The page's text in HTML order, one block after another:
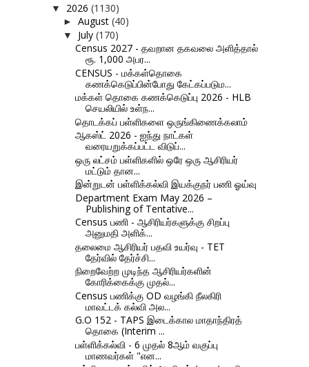
▼ 2026 (1130)
► August (40)
▼ July (170)
Census 2027 - தவறான தகவலை அளித்தால்
ரூ. 1,000 அபர...
CENSUS - மக்கள்தொகை
கணக்கெடுப்பின்போது கேட்கப்படும...
மக்கள் தொகை கணக்கெடுப்பு 2026 - HLB
செயலியில் உள்ந...
தொடக்கப் பள்ளிகளை ஒருங்கிணைக்கலாம்
ஆகஸ்ட் 2026 - ஐந்து நாட்கள்
வரையறுக்கப்பட்ட விடுப்...
ஒரு லட்சம் பள்ளிகளில் ஒரே ஒரு ஆசிரியர்
மட்டும் தான...
இன்றுடன் பள்ளிக்கல்வி இயக்குநர் பணி ஓய்வு
Department Exam May 2026 –
Publishing of Tentative...
Census பணி - ஆசிரியர்களுக்கு சிறப்பு
அனுமதி அளிக்...
தலைமை ஆசிரியர் பதவி உயர்வு - TET
தேர்வில் தேர்ச்சி...
நிறைவேற்ற முடிந்த ஆசிரியர்களின்
கோரிக்கைக்கு முதல்...
Census பணிக்கு OD வழங்கி நீலகிரி
மாவட்டக் கல்வி அல...
G.O 152 - TAPS இடைக்கால மாதாந்திரத்
தொகை (Interim ...
பள்ளிக்கல்வி - 6 முதல் 8ஆம் வகுப்பு
மாணவர்கள் "என...